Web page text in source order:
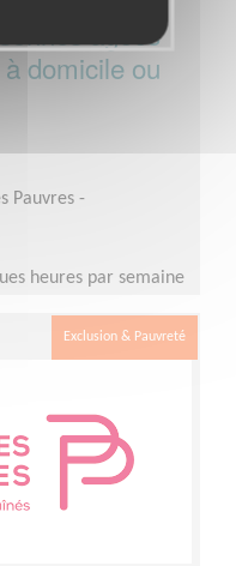
âgées
domicile ou
Pauvres -
heures par semaine
Exclusion & Pauvreté